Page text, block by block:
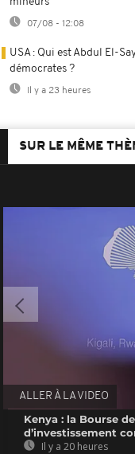
07/08 - 12:08
USA : Qui est Abdul El-
démocrates ?
Il y a 23 heures
SUR LE MÊME
ALLER À LA VIDEO
Kenya : la Bourse
d’investissement
Il y a 20 heures